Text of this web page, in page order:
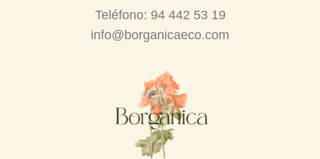
Teléfono: 94 442 53 19
info@borganicaeco.com